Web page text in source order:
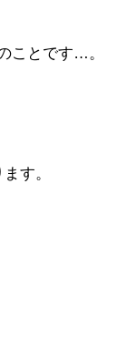
ことです…。
す。